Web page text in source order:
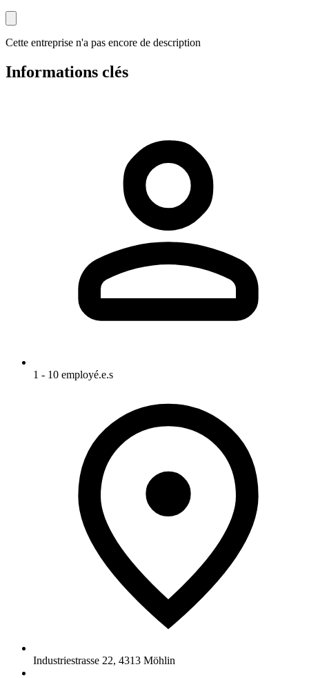
Cette entreprise n'a pas encore de description
Informations clés
1 - 10 employé.e.s
Industriestrasse 22, 4313 Möhlin